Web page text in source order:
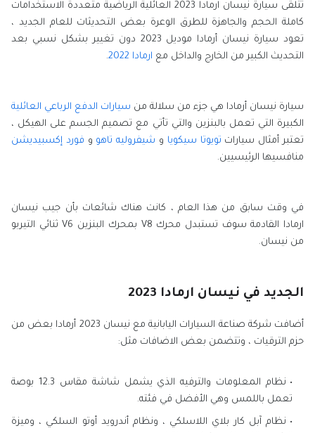
تتلقى سيارة نيسان ارمادا 2023 العائلية الرياضية متعددة الاستخدامات
كاملة الحجم والجاهزة للطرق الوعرة بعض التحديثات للعام الجديد ،
تعود سيارة نيسان أرمادا موديل 2023 دون تغيير بشكل نسبي بعد
التحديث الكبير من الخارج والداخل مع ارمادا 2022 .
سيارة نيسان أرمادا هي جزء من سلالة من سيارات الدفع الرباعي العائلية
الكبيرة التي تعمل بالبنزين والتي تأتي مع تصميم الجسم على الهيكل ،
تعتبر أمثال سيارات تويوتا سيكويا و شيفروليه تاهو و فورد إكسبيديشن
منافسيها الرئيسيين.
في وقت سابق من هذا العام ، كانت هناك شائعات بأن جيب نيسان
ارمادا القادمة سوف تستبدل محرك V8 بمحرك البنزين V6 ثنائي التيربو
من نيسان.
الجديد في نيسان ارمادا 2023
أضافت شركة صناعة السيارات اليابانية مع نيسان 2023 أرمادا بعض من
حزم الترقيات ، وتتضمن بعض الاضافات مثل:
نظام المعلومات والترفيه الذي يشمل شاشة مقاس 12.3 بوصة
تعمل باللمس وهي الأفضل في فئته.
نظام آبل كار بلاي اللاسلكي ، ونظام أندرويد أوتو السلكي ، وميزة